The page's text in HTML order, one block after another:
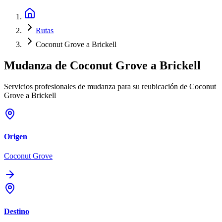
Rutas
Coconut Grove a Brickell
Mudanza de Coconut Grove a Brickell
Servicios profesionales de mudanza para su reubicación de Coconut
Grove a Brickell
Origen
Coconut Grove
Destino